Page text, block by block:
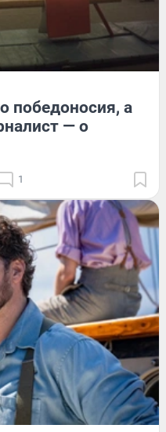
победоносия, а
— о
1